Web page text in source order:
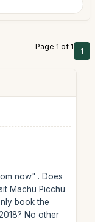
Page 1 of 1 1
now" . Does
Machu Picchu
book the
No other